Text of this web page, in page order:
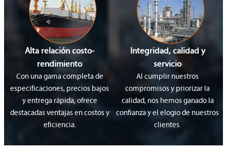
Alta relación costo-
rendimiento
Con una gama completa de
especificaciones, precios bajos
y entrega rápida, ofrece
destacadas ventajas en costos y
eficiencia.
Integridad, calidad y
servicio
Al cumplir nuestros
compromisos y priorizar la
calidad, nos hemos ganado la
confianza y el elogio de nuestros
clientes.